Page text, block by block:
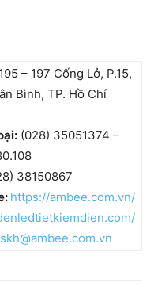
195 – 197 Cống Lở, P.15,
Bình, TP. Hồ Chí
(028) 35051374 –
38150867
https://ambee.com.vn/